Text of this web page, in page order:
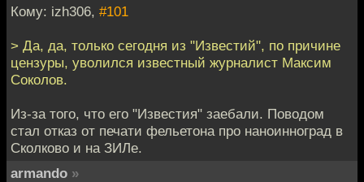
Кому: izh306, #101
> Да, да, только сегодня из "Известий", по причине
цензуры, уволился известный журналист Максим
Соколов.
Из-за того, что его "Известия" заебали. Поводом
стал отказ от печати фельетона про наноинноград в
Сколково и на ЗИЛе.
armando »